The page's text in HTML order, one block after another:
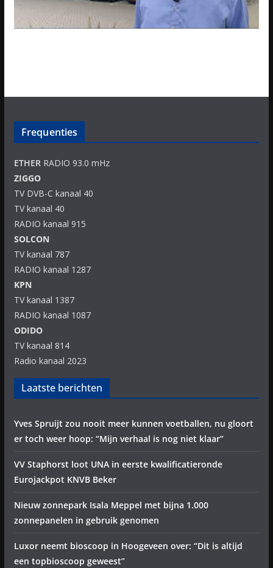
Frequenties
ETHERRADIO 93.0 mHz
ZIGGO
TV DVB-C kanaal 40
TV kanaal 40
RADIO kanaal 915
SOLCON
TV kanaal 787
RADIO kanaal 1287
KPN
TV kanaal 1387
RADIO kanaal 1087
ODIDO
TV kanaal 814
Radio kanaal 2023
Laatste berichten
Yves Spruijt zou nooit meer kunnen voetballen, nu gloort
er toch weer hoop: “Mijn verhaal is nog niet klaar”
VV Staphorst loot UNA in eerste kwalificatieronde
Eurojackpot KNVB Beker
Nieuw zonnepark Isala Meppel met bijna 1.000
zonnepanelen in gebruik genomen
Luxor neemt bioscoop in Hoogeveen over: “Dit is altijd
een topbioscoop geweest”